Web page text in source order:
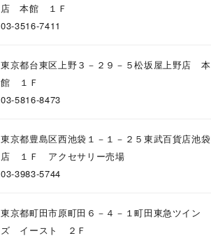
店 本館 １Ｆ
03-3516-7411
東京都台東区上野３－２９－５松坂屋上野店 本
館 １Ｆ
03-5816-8473
東京都豊島区西池袋１－１－２５東武百貨店池袋
店 １Ｆ アクセサリー売場
03-3983-5744
東京都町田市原町田６－４－１町田東急ツイン
ズ イースト ２Ｆ